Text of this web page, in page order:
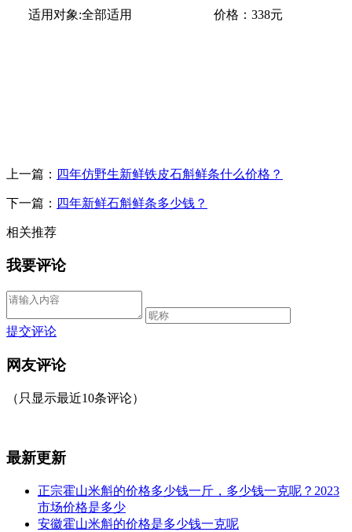
适用对象:全部适用 价格：338元
上一篇： 四年仿野生新鲜铁皮石斛鲜条什么价格？
下一篇： 四年新鲜石斛鲜条多少钱？
相关推荐
我要评论
提交评论
网友评论
（只显示最近10条评论）
最新更新
正宗霍山米斛的价格多少钱一斤，多少钱一克呢？2023
市场价格是多少
安徽霍山米斛的价格是多少钱一克呢